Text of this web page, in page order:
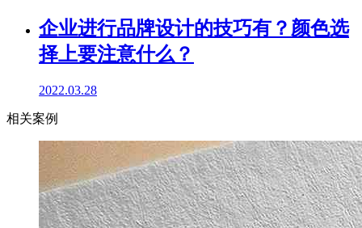
企业进行品牌设计的技巧有？颜色选
择上要注意什么？
2022.03.28
相关案例